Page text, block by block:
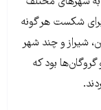
شکست هر گونه
شیراز و چند شهر
بود که